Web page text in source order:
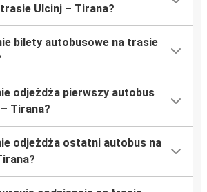
Ulcinj – Tirana?
bilety autobusowe na trasie
odjeżdża pierwszy autobus
Tirana?
odjeżdża ostatni autobus na